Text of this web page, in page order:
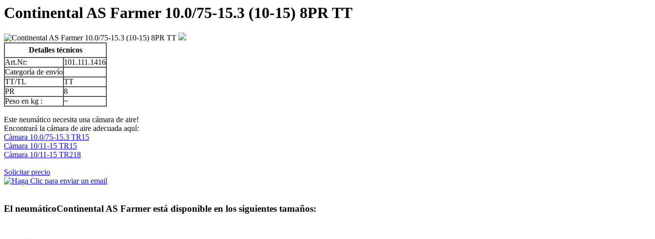
Continental AS Farmer 10.0/75-15.3 (10-15) 8PR TT
Detalles técnicos
Art.Nr:
101.111.1416
Categoría de envío
TT/TL
TT
PR
8
Peso en kg :
~
Este neumático necesita una cámara de aire!
Encontrará la cámara de aire adecuada aquí:
Càmara 10.0/75-15.3 TR15
Càmara 10/11-15 TR15
Càmara 10/11-15 TR218
Solicitar precio
El neumáticoContinental AS Farmer está disponible en los siguientes tamaños: